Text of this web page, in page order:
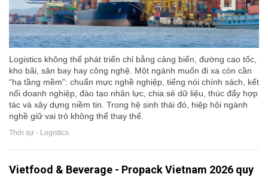
Logistics không thể phát triển chỉ bằng cảng biển, đường cao tốc,
kho bãi, sân bay hay công nghệ. Một ngành muốn đi xa còn cần
“hạ tầng mềm”: chuẩn mực nghề nghiệp, tiếng nói chính sách, kết
nối doanh nghiệp, đào tạo nhân lực, chia sẻ dữ liệu, thúc đẩy hợp
tác và xây dựng niềm tin. Trong hệ sinh thái đó, hiệp hội ngành
nghề giữ vai trò không thể thay thế.
Thời sự - Logistics
Vietfood & Beverage - Propack Vietnam 2026 quy